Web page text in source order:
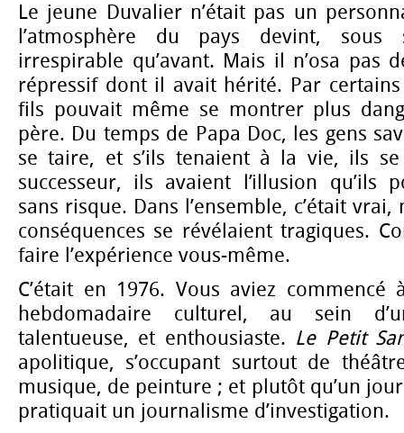
Le jeune Duvalier n’était pas un
l’atmosphère du pays devint, sous
irrespirable qu’avant. Mais il n’osa pas
répressif dont il avait hérité. Par
fils pouvait même se montrer plus
père. Du temps de Papa Doc, les gens
se taire, et s’ils tenaient à la vie, ils se
successeur, ils avaient l’illusion qu’ils
sans risque. Dans l’ensemble, c’était
conséquences se révélaient tragiques.
faire l’expérience vous-même.
C’était en 1976. Vous aviez
hebdomadaire culturel, au sein
talentueuse, et enthousiaste. Le Petit
apolitique, s’occupant surtout de
musique, de peinture ; et plutôt qu’un
pratiquait un journalisme d’investigation.